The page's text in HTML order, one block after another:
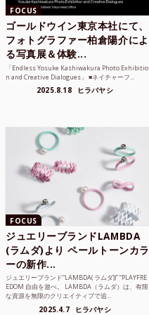
FOCUS
ゴールドウイン東京本社にて、
フォトグラファー柏倉陽介によ
る写真展＆体験...
「Endless Yosuke Kashiwakura Photo Exhibitio
n and Creative Dialogues」 ■ネイチャーフ...
2025.8.18 ヒラバヤシ
FOCUS
ジュエリーブランドLAMBDA
(ラムダ)より ペールトーンカラ
ーの新作...
ジュエリーブランド“LAMBDA( ラムダ))” “PLAYFRE
EDOM 自由を遊べ。 LAMBDA（ラムダ）は、有限
な資源を無限のクリエイティブで追...
2025.4.7 ヒラバヤシ